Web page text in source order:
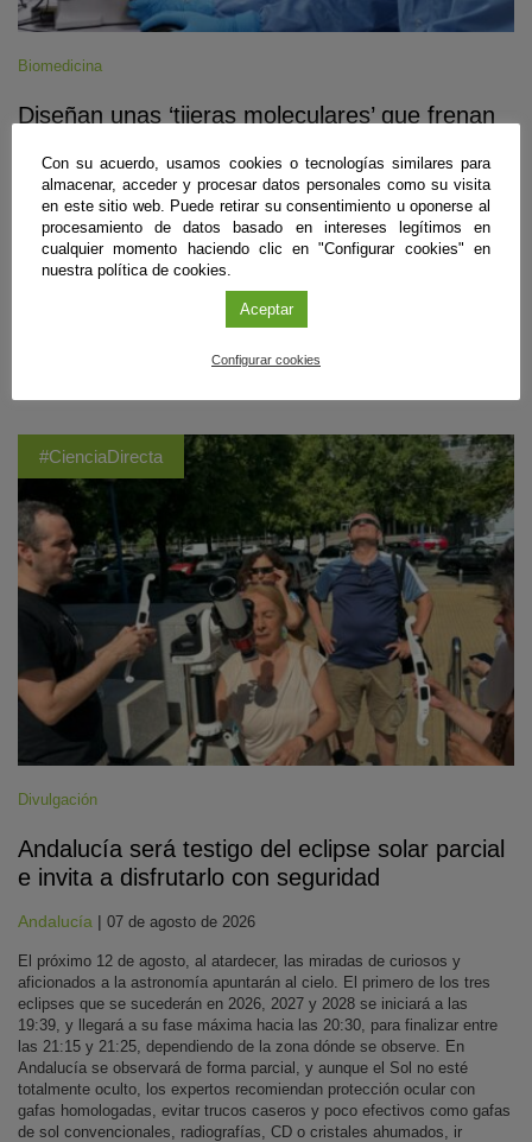
Biomedicina
Diseñan unas ‘tijeras moleculares’ que frenan
Granada|09 de agosto de 2026
Un equipo internacional del que forma parte el Instituto de Parasitología
y Biomedicina ‘López-Neyra’ (IPBLN-CSIC) ha empleado edición
genética para eliminar gran parte del ADN infeccioso en hasta el 97%
de células intervenidas en laboratorio. El estudio, aún en fase pre-
clínica, muestra que los cortes deben realizarse casi a la vez para
#CienciaDirecta
Divulgación
Andalucía será testigo del eclipse solar parcial
e invita a disfrutarlo con seguridad
Andalucía | 07 de agosto de 2026
El próximo 12 de agosto, al atardecer, las miradas de curiosos y
aficionados a la astronomía apuntarán al cielo. El primero de los tres
eclipses que se sucederán en 2026, 2027 y 2028 se iniciará a las
19:39, y llegará a su fase máxima hacia las 20:30, para finalizar entre
las 21:15 y 21:25, dependiendo de la zona dónde se observe. En
Andalucía se observará de forma parcial, y aunque el Sol no esté
totalmente oculto, los expertos recomiendan protección ocular con
gafas homologadas, evitar trucos caseros y poco efectivos como gafas
de sol convencionales, radiografías, CD o cristales ahumados, ir
Con su acuerdo, usamos cookies o tecnologías similares para
almacenar, acceder y procesar datos personales como su visita
en este sitio web. Puede retirar su consentimiento u oponerse al
procesamiento de datos basado en intereses legítimos en
cualquier momento haciendo clic en "Configurar cookies" en
nuestra política de cookies.
Aceptar
Configurar cookies